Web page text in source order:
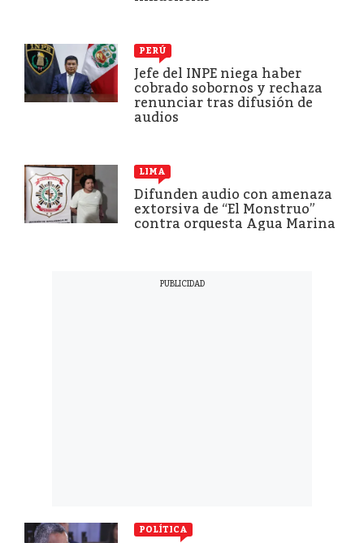
PERÚ
Jefe del INPE niega haber
cobrado sobornos y rechaza
renunciar tras difusión de
audios
LIMA
Difunden audio con amenaza
extorsiva de “El Monstruo”
contra orquesta Agua Marina
POLÍTICA